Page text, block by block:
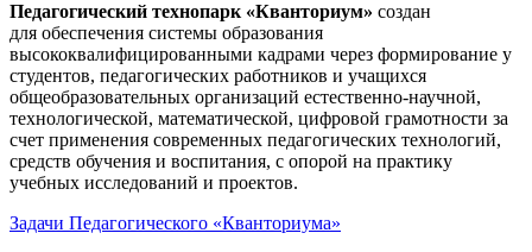
Педагогический технопарк «Кванториум» создан
для обеспечения системы образования
высококвалифицированными кадрами через формирование у
студентов, педагогических работников и учащихся
общеобразовательных организаций естественно-научной,
технологической, математической, цифровой грамотности за
счет применения современных педагогических технологий,
средств обучения и воспитания, с опорой на практику
учебных исследований и проектов.
Задачи Педагогического «Кванториума»